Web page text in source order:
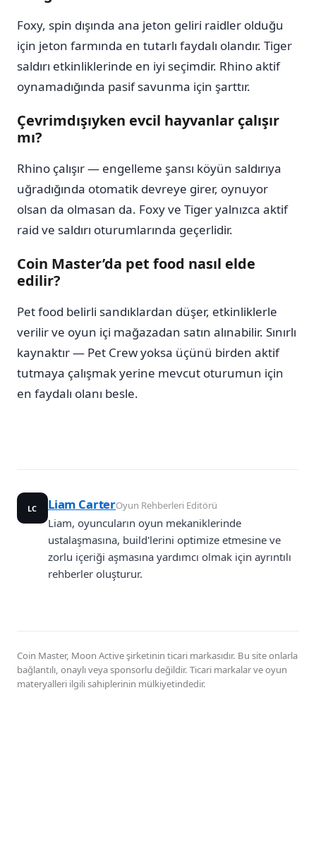
Foxy, spin dışında ana jeton geliri raidler olduğu
için jeton farmında en tutarlı faydalı olandır. Tiger
saldırı etkinliklerinde en iyi seçimdir. Rhino aktif
oynamadığında pasif savunma için şarttır.
Çevrimdışıyken evcil hayvanlar çalışır
mı?
Rhino çalışır — engelleme şansı köyün saldırıya
uğradığında otomatik devreye girer, oynuyor
olsan da olmasan da. Foxy ve Tiger yalnızca aktif
raid ve saldırı oturumlarında geçerlidir.
Coin Master’da pet food nasıl elde
edilir?
Pet food belirli sandıklardan düşer, etkinliklerle
verilir ve oyun içi mağazadan satın alınabilir. Sınırlı
kaynaktır — Pet Crew yoksa üçünü birden aktif
tutmaya çalışmak yerine mevcut oturumun için
en faydalı olanı besle.
LC Liam CarterOyun Rehberleri Editörü
Liam, oyuncuların oyun mekaniklerinde
ustalaşmasına, build'lerini optimize etmesine ve
zorlu içeriği aşmasına yardımcı olmak için ayrıntılı
rehberler oluşturur.
Coin Master, Moon Active şirketinin ticari markasıdır. Bu site onlarla
bağlantılı, onaylı veya sponsorlu değildir. Ticari markalar ve oyun
materyalleri ilgili sahiplerinin mülkiyetindedir.